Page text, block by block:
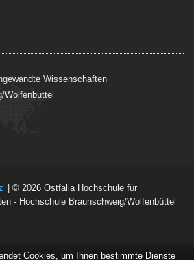
Wissenschaften
Wolfenbüttel
| © 2026 Ostfalia Hochschule für
- Hochschule Braunschweig/Wolfenbüttel
Cookies, um Ihnen bestimmte Dienste